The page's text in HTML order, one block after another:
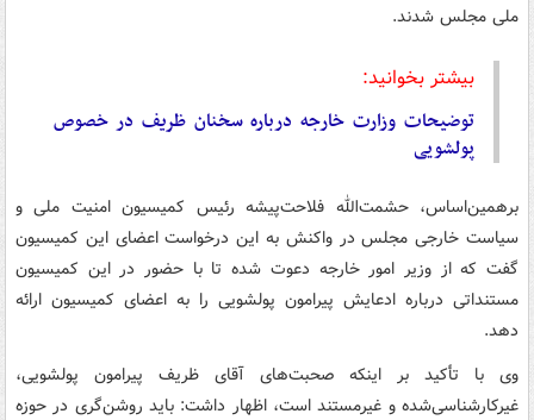
ملی مجلس شدند.
بیشتر بخوانید:
توضیحات وزارت خارجه درباره سخنان ظریف در خصوص
پولشویی
برهمین‌اساس، حشمت‌الله فلاحت‌پیشه رئیس کمیسیون امنیت ملی و
سیاست خارجی مجلس در واکنش به این درخواست اعضای این کمیسیون
گفت که از وزیر امور خارجه دعوت شده تا با حضور در این کمیسیون
مستنداتی درباره ادعایش پیرامون پولشویی را به اعضای کمیسیون ارائه
دهد.
وی با تأکید بر اینکه صحبت‌های آقای ظریف پیرامون پولشویی،
غیرکارشناسی‌شده و غیرمستند است، اظهار داشت: باید روشن‌گری در حوزه